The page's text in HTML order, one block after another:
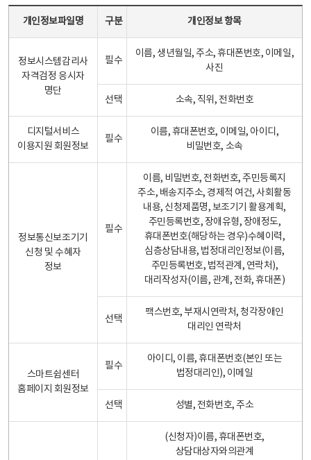
개인정보파일명 구분 개인정보 항목
정보시스템감리사
자격검정 응시자
명단
필수
이름, 생년월일, 주소, 휴대폰번호, 이메일,
사진
선택 소속, 직위, 전화번호
디지털서비스
이용지원 회원정보
필수
이름, 휴대폰번호, 이메일, 아이디,
비밀번호, 소속
정보통신보조기기
신청 및 수혜자
정보
필수
이름, 비밀번호, 전화번호, 주민등록지
주소, 배송지주소, 경제적 여건, 사회활동
내용, 신청제품명, 보조기기 활용계획,
주민등록번호, 장애유형, 장애정도,
휴대폰번호(해당하는 경우)수혜이력,
심층상담내용, 법정대리인정보(이름,
주민등록번호, 법적관계, 연락처),
대리작성자(이름, 관계, 전화, 휴대폰)
선택
팩스번호, 부재시연락처, 청각장애인
대리인 연락처
스마트쉼센터
홈페이지 회원정보
필수
아이디, 이름, 휴대폰번호(본인 또는
법정대리인), 이메일
선택 성별, 전화번호, 주소
(신청자)이름, 휴대폰번호,
상담대상자와의관계